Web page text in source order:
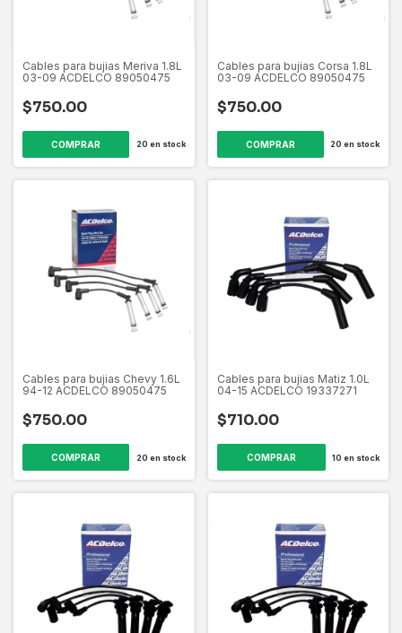
Cables para bujias Meriva 1.8L
03-09 ACDELCO 89050475
$750.00
20 en stock
Cables para bujias Corsa 1.8L
03-09 ACDELCO 89050475
$750.00
20 en stock
Cables para bujias Chevy 1.6L
94-12 ACDELCO 89050475
$750.00
20 en stock
Cables para bujias Matiz 1.0L
04-15 ACDELCO 19337271
$710.00
10 en stock